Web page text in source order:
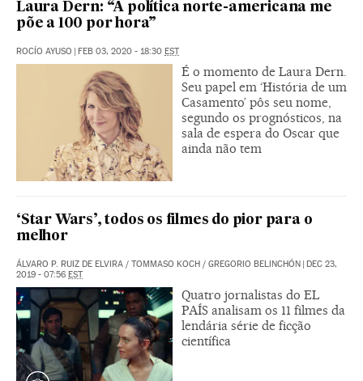
Laura Dern: “A política norte-americana me
põe a 100 por hora”
ROCÍO AYUSO | FEB 03, 2020 - 18:30 EST
É o momento de Laura Dern.
Seu papel em ‘História de um
Casamento’ pôs seu nome,
segundo os prognósticos, na
sala de espera do Oscar que
ainda não tem
‘Star Wars’, todos os filmes do pior para o
melhor
ÁLVARO P. RUIZ DE ELVIRA / TOMMASO KOCH / GREGORIO BELINCHÓN | DEC 23,
2019 - 07:56 EST
Quatro jornalistas do EL
PAÍS analisam os 11 filmes da
lendária série de ficção
científica